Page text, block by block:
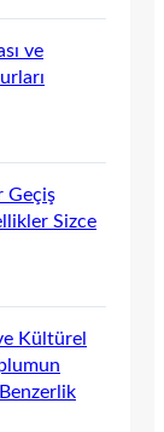
ve
Geçiş
Sizce
Kültürel